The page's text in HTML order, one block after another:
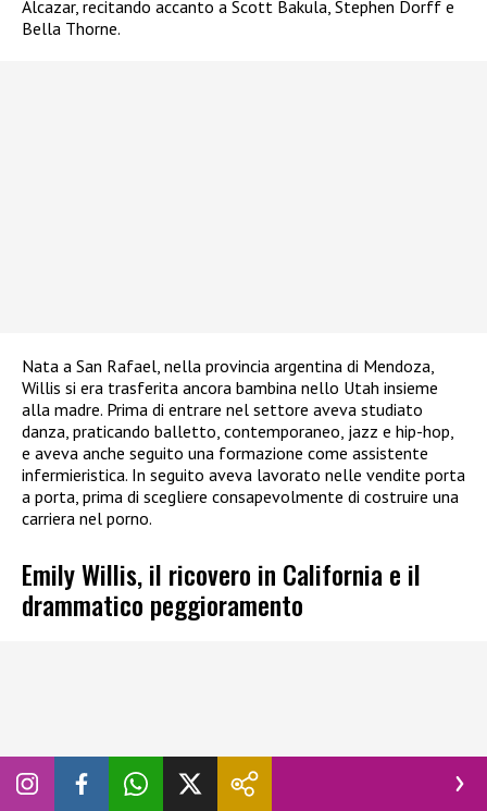
Alcazar, recitando accanto a Scott Bakula, Stephen Dorff e
Bella Thorne.
Nata a San Rafael, nella provincia argentina di Mendoza,
Willis si era trasferita ancora bambina nello Utah insieme
alla madre. Prima di entrare nel settore aveva studiato
danza, praticando balletto, contemporaneo, jazz e hip-hop,
e aveva anche seguito una formazione come assistente
infermieristica. In seguito aveva lavorato nelle vendite porta
a porta, prima di scegliere consapevolmente di costruire una
carriera nel porno.
Emily Willis, il ricovero in California e il
drammatico peggioramento